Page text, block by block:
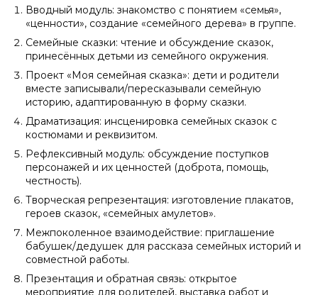
Вводный модуль: знакомство с понятием «семья»,
«ценности», создание «семейного дерева» в группе.
Семейные сказки: чтение и обсуждение сказок,
принесённых детьми из семейного окружения.
Проект «Моя семейная сказка»: дети и родители
вместе записывали/пересказывали семейную
историю, адаптированную в форму сказки.
Драматизация: инсценировка семейных сказок с
костюмами и реквизитом.
Рефлексивный модуль: обсуждение поступков
персонажей и их ценностей (доброта, помощь,
честность).
Творческая репрезентация: изготовление плакатов,
героев сказок, «семейных амулетов».
Межпоколенное взаимодействие: приглашение
бабушек/дедушек для рассказа семейных историй и
совместной работы.
Презентация и обратная связь: открытое
мероприятие для родителей, выставка работ и